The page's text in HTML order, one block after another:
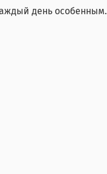
день особенным.